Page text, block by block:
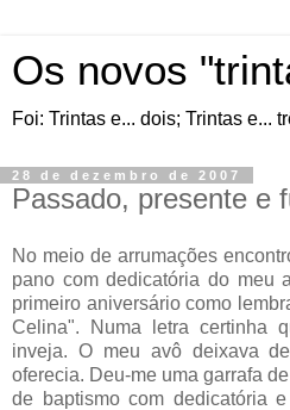
Os novos
Foi: Trintas e... dois; Trintas e...
28 de dezembro de 2007
Passado, presente e
No meio de arrumações
pano com dedicatória do meu
primeiro aniversário como
Celina". Numa letra certinha
inveja. O meu avô deixava
oferecia. Deu-me uma garrafa
de baptismo com dedicatória